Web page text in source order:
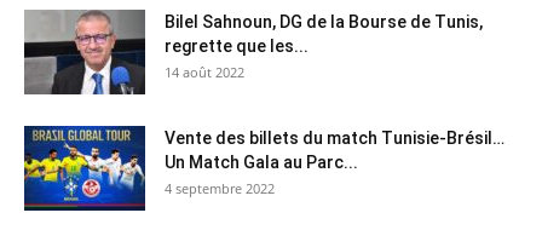
Bilel Sahnoun, DG de la Bourse de Tunis,
regrette que les...
14 août 2022
Vente des billets du match Tunisie-Brésil…
Un Match Gala au Parc...
4 septembre 2022